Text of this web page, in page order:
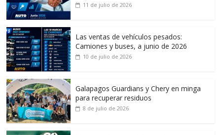
11 de julio de 2026
Las ventas de vehículos pesados:
Camiones y buses, a junio de 2026
10 de julio de 2026
Galapagos Guardians y Chery en minga
para recuperar residuos
8 de julio de 2026